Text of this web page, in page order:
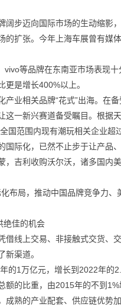
阔步迈向国际市场的生动缩影
的扩张。今年上海车展曾有媒
vivo等品牌在东南亚市场表现
是增长400%以上。
产业相关品牌“花式”出海。在
这一新兴赛道备受瞩目。根据
国范围内现有潮玩相关企业超
际化，已然不止步于让产品
，吉利收购沃尔沃，诸多国内
化布局，推动中国品牌竞争力
绝佳的机会
借线上交易、非接触式交货、
新渠道。
的1万亿元，增长到2022年的
额的比重，由2015年的不到1%
成熟的产业配套、供应链优势